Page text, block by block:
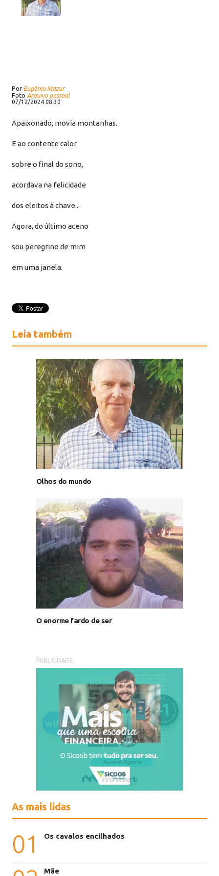
Por Eugênio Mazur
Foto Arquivo pessoal
07/12/2024 08:30
Apaixonado, movia montanhas.
E ao contente calor
sobre o final do sono,
acordava na felicidade
dos eleitos à chave...
Agora, do último aceno
sou peregrino de mim
em uma janela.
Leia também
Olhos do mundo
O enorme fardo de ser
PUBLICIDADE
As mais lidas
01 Os cavalos encilhados
Mãe